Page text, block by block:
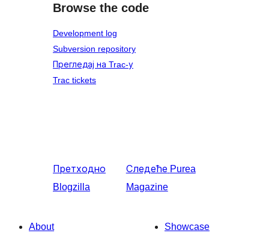
Browse the code
Development log
Subversion repository
Прегледај на Trac-у
Trac tickets
Претходно
Blogzilla
Следеће Purea
Magazine
About
Showcase